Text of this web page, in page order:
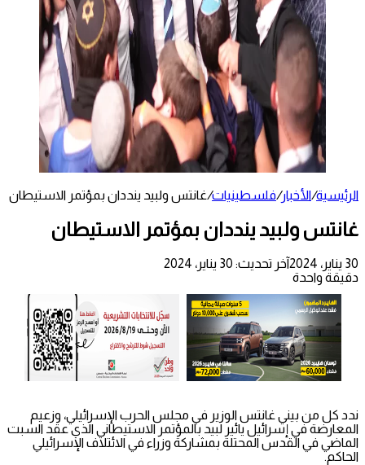
الرئيسية/الأخبار/فلسطينيات/غانتس ولبيد ينددان بمؤتمر الاستيطان
غانتس ولبيد ينددان بمؤتمر الاستيطان
30 يناير، 2024
آخر تحديث: 30 يناير، 2024
دقيقة واحدة
ندد كل من بيني غانتس الوزير في مجلس الحرب الإسرائيلي، وزعيم
المعارضة في إسرائيل يائير لبيد بالمؤتمر الاستيطاني الذي عقد السبت
الماضي في القدس المحتلة بمشاركة وزراء في الائتلاف الإسرائيلي
الحاكم.